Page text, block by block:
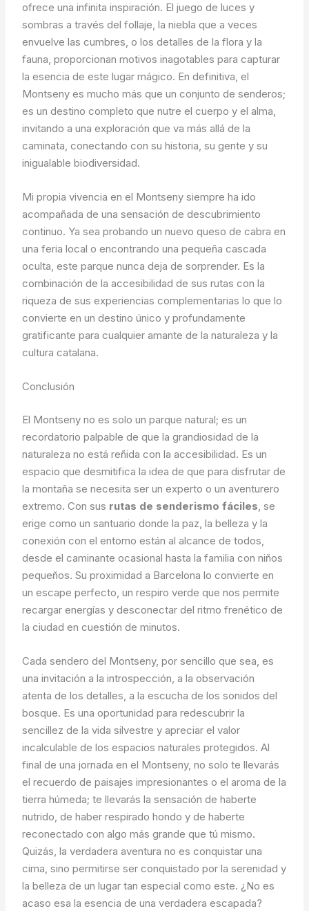
ofrece una infinita inspiración. El juego de luces y
sombras a través del follaje, la niebla que a veces
envuelve las cumbres, o los detalles de la flora y la
fauna, proporcionan motivos inagotables para capturar
la esencia de este lugar mágico. En definitiva, el
Montseny es mucho más que un conjunto de senderos;
es un destino completo que nutre el cuerpo y el alma,
invitando a una exploración que va más allá de la
caminata, conectando con su historia, su gente y su
inigualable biodiversidad.
Mi propia vivencia en el Montseny siempre ha ido
acompañada de una sensación de descubrimiento
continuo. Ya sea probando un nuevo queso de cabra en
una feria local o encontrando una pequeña cascada
oculta, este parque nunca deja de sorprender. Es la
combinación de la accesibilidad de sus rutas con la
riqueza de sus experiencias complementarias lo que lo
convierte en un destino único y profundamente
gratificante para cualquier amante de la naturaleza y la
cultura catalana.
Conclusión
El Montseny no es solo un parque natural; es un
recordatorio palpable de que la grandiosidad de la
naturaleza no está reñida con la accesibilidad. Es un
espacio que desmitifica la idea de que para disfrutar de
la montaña se necesita ser un experto o un aventurero
extremo. Con sus rutas de senderismo fáciles, se
erige como un santuario donde la paz, la belleza y la
conexión con el entorno están al alcance de todos,
desde el caminante ocasional hasta la familia con niños
pequeños. Su proximidad a Barcelona lo convierte en
un escape perfecto, un respiro verde que nos permite
recargar energías y desconectar del ritmo frenético de
la ciudad en cuestión de minutos.
Cada sendero del Montseny, por sencillo que sea, es
una invitación a la introspección, a la observación
atenta de los detalles, a la escucha de los sonidos del
bosque. Es una oportunidad para redescubrir la
sencillez de la vida silvestre y apreciar el valor
incalculable de los espacios naturales protegidos. Al
final de una jornada en el Montseny, no solo te llevarás
el recuerdo de paisajes impresionantes o el aroma de la
tierra húmeda; te llevarás la sensación de haberte
nutrido, de haber respirado hondo y de haberte
reconectado con algo más grande que tú mismo.
Quizás, la verdadera aventura no es conquistar una
cima, sino permitirse ser conquistado por la serenidad y
la belleza de un lugar tan especial como este. ¿No es
acaso esa la esencia de una verdadera escapada?